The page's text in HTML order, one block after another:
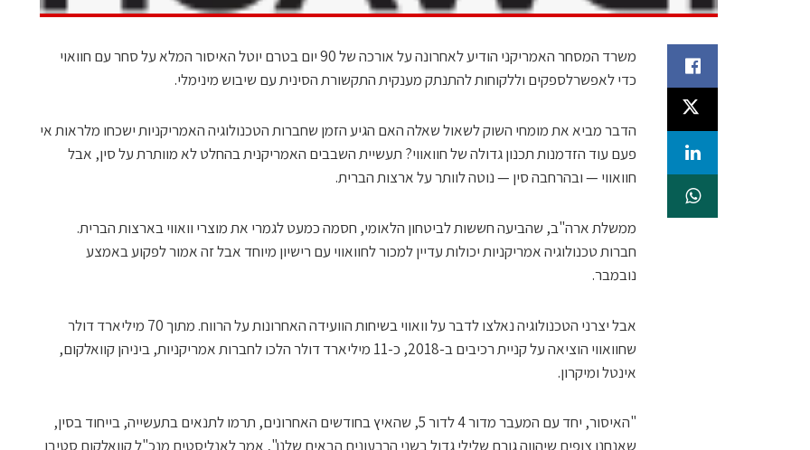
משרד המסחר האמריקני הודיע לאחרונה על אורכה של 90 יום בטרם יוטל האיסור המלא על סחר עם חוואוי
כדי לאפשרלספקים וללקוחות להתנתק מענקית התקשורת הסינית עם שיבוש מינימלי.
הדבר מביא את מומחי השוק לשאול שאלה האם הגיע הזמן שחברות הטכנולוגיה האמריקניות ישכחו מלראות אי
פעם עוד הזדמנות תכנון גדולה של חוואווי? תעשיית השבבים האמריקנית בהחלט לא מוותרת על סין, אבל
חוואווי — ובהרחבה סין — נוטה לוותר על ארצות הברית.
ממשלת ארה"ב, שהביעה חששות לביטחון הלאומי, חסמה כמעט לגמרי את מוצרי וואווי בארצות הברית.
חברות טכנולוגיה אמריקניות יכולות עדיין למכור לחוואווי עם רישיון מיוחד אבל זה אמור לפקוע באמצע
נובמבר.
אבל יצרני הטכנולוגיה נאלצו לדבר על וואווי בשיחות הוועידה האחרונות על הרווח. מתוך 70 מיליארד דולר
שחוואווי הוציאה על קניית רכיבים ב-2018, כ-11 מיליארד דולר הלכו לחברות אמריקניות, ביניהן קוואלקום,
אינטל ומיקרון.
"האיסור, יחד עם המעבר מדור 4 לדור 5, שהאיץ בחודשים האחרונים, תרמו לתנאים בתעשייה, בייחוד בסין,
שאנחנו צופים שיהווה גורם שלילי גדול בשני הרבעונים הבאים שלנו", אמר לאנליסטים מנכ"ל קוואלקום סטיבן